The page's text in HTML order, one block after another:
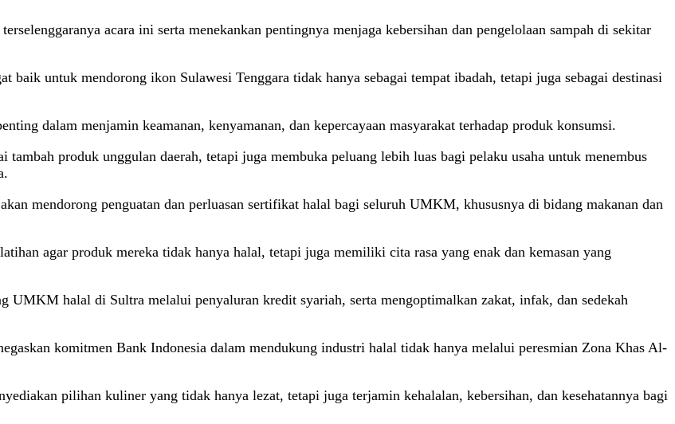
acara ini serta menekankan pentingnya menjaga kebersihan dan pengelolaan sampah di sekitar
untuk mendorong ikon Sulawesi Tenggara tidak hanya sebagai tempat ibadah, tetapi juga sebagai destinasi
dalam menjamin keamanan, kenyamanan, dan kepercayaan masyarakat terhadap produk konsumsi.
produk unggulan daerah, tetapi juga membuka peluang lebih luas bagi pelaku usaha untuk menembus
mendorong penguatan dan perluasan sertifikat halal bagi seluruh UMKM, khususnya di bidang makanan dan
agar produk mereka tidak hanya halal, tetapi juga memiliki cita rasa yang enak dan kemasan yang
UMKM halal di Sultra melalui penyaluran kredit syariah, serta mengoptimalkan zakat, infak, dan sedekah
komitmen Bank Indonesia dalam mendukung industri halal tidak hanya melalui peresmian Zona Khas Al-
pilihan kuliner yang tidak hanya lezat, tetapi juga terjamin kehalalan, kebersihan, dan kesehatannya bagi